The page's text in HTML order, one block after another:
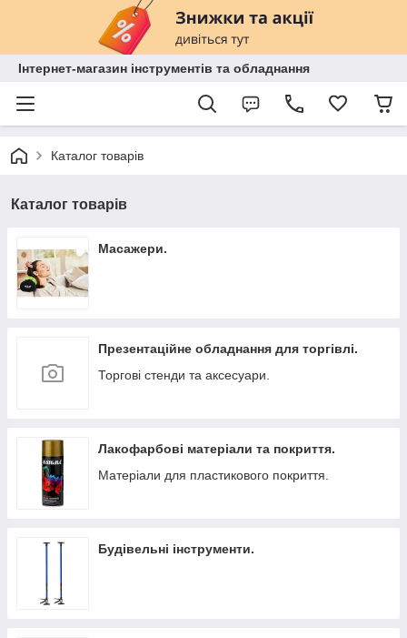
Інтернет-магазин інструментів та обладнання
Каталог товарів
Каталог товарів
Масажери.
Презентаційне обладнання для торгівлі.
Торгові стенди та аксесуари.
Лакофарбові матеріали та покриття.
Матеріали для пластикового покриття.
Будівельні інструменти.